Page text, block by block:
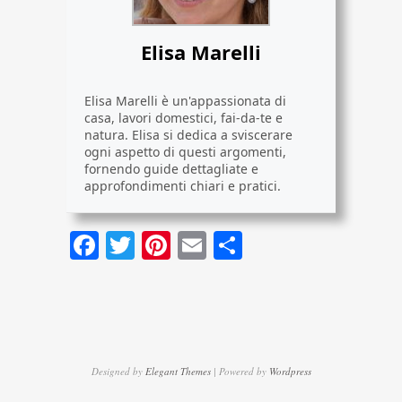
Elisa Marelli
Elisa Marelli è un'appassionata di
casa, lavori domestici, fai-da-te e
natura. Elisa si dedica a sviscerare
ogni aspetto di questi argomenti,
fornendo guide dettagliate e
approfondimenti chiari e pratici.
Facebook
TwitterPinterest
Email
Designed by Elegant Themes| Powered by Wordpress